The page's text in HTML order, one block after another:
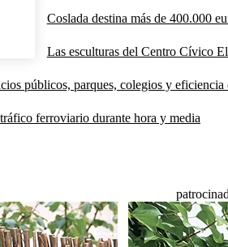
Coslada destina más de 400.000
Las esculturas del Centro Cívico
públicos, parques, colegios y eficiencia
ferroviario durante hora y media